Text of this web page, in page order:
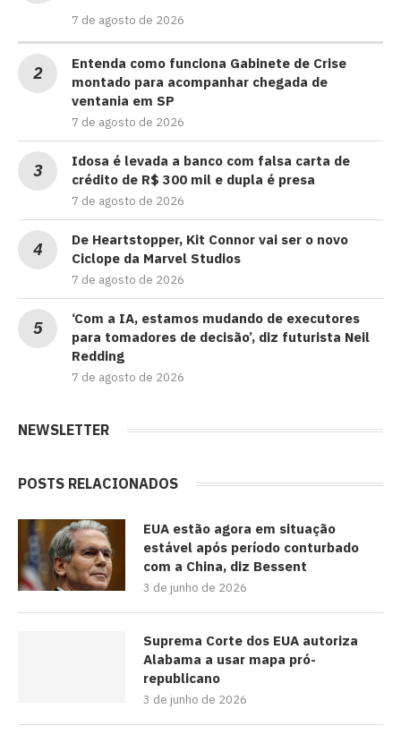
7 de agosto de 2026
Entenda como funciona Gabinete de Crise
montado para acompanhar chegada de
ventania em SP
7 de agosto de 2026
Idosa é levada a banco com falsa carta de
crédito de R$ 300 mil e dupla é presa
7 de agosto de 2026
De Heartstopper, Kit Connor vai ser o novo
Ciclope da Marvel Studios
7 de agosto de 2026
‘Com a IA, estamos mudando de executores
para tomadores de decisão’, diz futurista Neil
Redding
7 de agosto de 2026
NEWSLETTER
POSTS RELACIONADOS
EUA estão agora em situação
estável após período conturbado
com a China, diz Bessent
3 de junho de 2026
Suprema Corte dos EUA autoriza
Alabama a usar mapa pró-
republicano
3 de junho de 2026